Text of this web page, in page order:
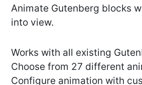
Animate Gutenberg blocks
into view.
Works with all existing
Choose from 27 different
Configure animation with